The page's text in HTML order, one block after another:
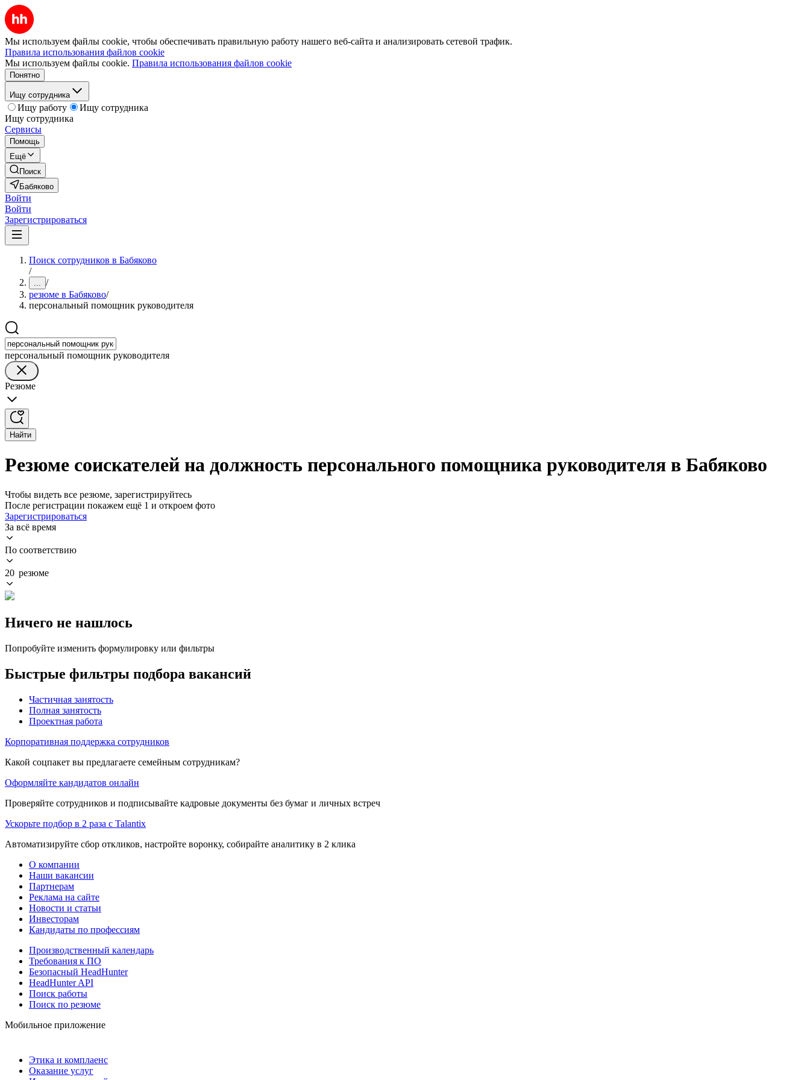
Мы используем файлы cookie, чтобы обеспечивать правильную работу нашего веб-сайта и анализировать сетевой трафик.
Правила использования файлов cookie
Мы используем файлы cookie. Правила использования файлов cookie
Понятно
Ищу сотрудника
Ищу работу
Ищу сотрудника
Ищу сотрудника
Сервисы
Помощь
Ещё
Поиск
Бабяково
Войти
Войти
Зарегистрироваться
Поиск сотрудников в Бабяково
/
... /
резюме в Бабяково/
персональный помощник руководителя
персональный помощник руководителя
Резюме
Найти
Резюме соискателей на должность персонального помощника руководителя в Бабяково
Чтобы видеть все резюме, зарегистрируйтесь
После регистрации покажем ещё 1 и откроем фото
Зарегистрироваться
За всё время
По соответствию
20 резюме
Ничего не нашлось
Попробуйте изменить формулировку или фильтры
Быстрые фильтры подбора вакансий
Частичная занятость
Полная занятость
Проектная работа
Корпоративная поддержка сотрудников
Какой соцпакет вы предлагаете семейным сотрудникам?
Оформляйте кандидатов онлайн
Проверяйте сотрудников и подписывайте кадровые документы без бумаг и личных встреч
Ускорьте подбор в 2 раза с Talantix
Автоматизируйте сбор откликов, настройте воронку, собирайте аналитику в 2 клика
О компании
Наши вакансии
Партнерам
Реклама на сайте
Новости и статьи
Инвесторам
Кандидаты по профессиям
Производственный календарь
Требования к ПО
Безопасный HeadHunter
HeadHunter API
Поиск работы
Поиск по резюме
Мобильное приложение
Этика и комплаенс
Оказание услуг